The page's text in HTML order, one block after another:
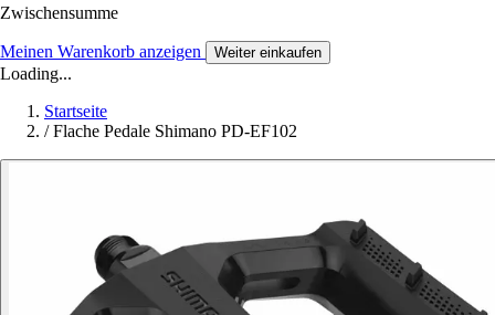
Zwischensumme
Meinen Warenkorb anzeigen Weiter einkaufen
Loading...
Startseite
/ Flache Pedale Shimano PD-EF102